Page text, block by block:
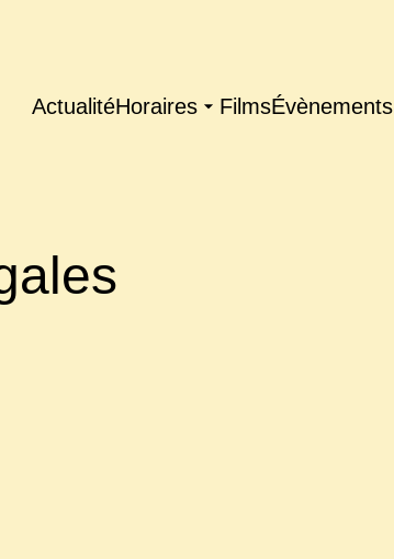
ActualitéHoraires FilmsÉvènements